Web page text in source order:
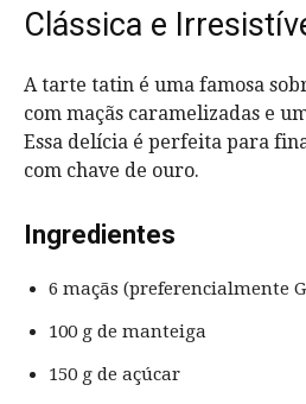
Clássica e
A tarte tatin é uma famosa
com maçãs caramelizadas e
Essa delícia é perfeita para
com chave de ouro.
Ingredientes
6 maçãs (preferencialmente
100 g de manteiga
150 g de açúcar